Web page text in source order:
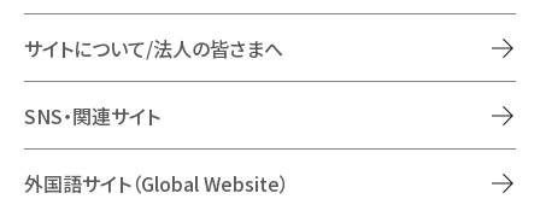
サイトについて/法人の皆さまへ
SNS・関連サイト
外国語サイト（Global Website）